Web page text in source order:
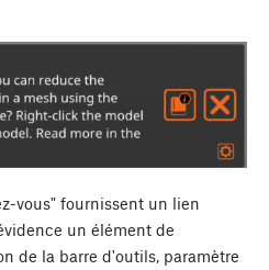
vous" fournissent un lien
un élément de
de la barre d'outils, paramètre